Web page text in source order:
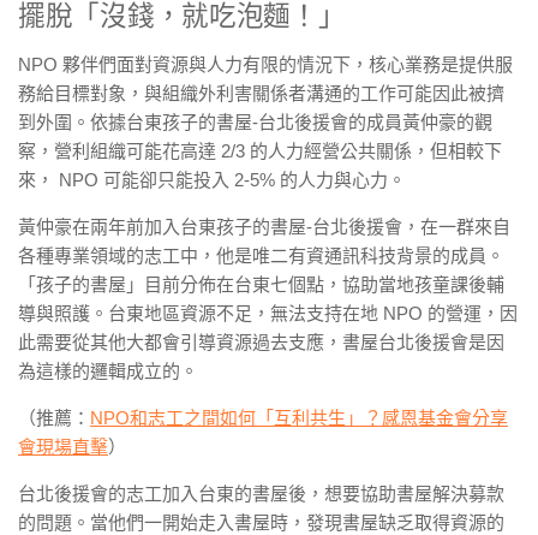
擺脫「沒錢，就吃泡麵！」
NPO 夥伴們面對資源與人力有限的情況下，核心業務是提供服
務給目標對象，與組織外利害關係者溝通的工作可能因此被擠
到外圍。依據台東孩子的書屋-台北後援會的成員黃仲豪的觀
察，營利組織可能花高達 2/3 的人力經營公共關係，但相較下
來， NPO 可能卻只能投入 2-5% 的人力與心力。
黃仲豪在兩年前加入台東孩子的書屋-台北後援會，在一群來自
各種專業領域的志工中，他是唯二有資通訊科技背景的成員。
「孩子的書屋」目前分佈在台東七個點，協助當地孩童課後輔
導與照護。台東地區資源不足，無法支持在地 NPO 的營運，因
此需要從其他大都會引導資源過去支應，書屋台北後援會是因
為這樣的邏輯成立的。
（推薦： NPO和志工之間如何「互利共生」？感恩基金會分享
會現場直擊）
台北後援會的志工加入台東的書屋後，想要協助書屋解決募款
的問題。當他們一開始走入書屋時，發現書屋缺乏取得資源的